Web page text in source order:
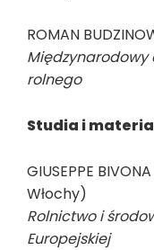
ROMAN
Międzynarodowy
rolnego
Studia i
GIUSEPPE
Włochy)
Rolnictwo i
Europejskiej